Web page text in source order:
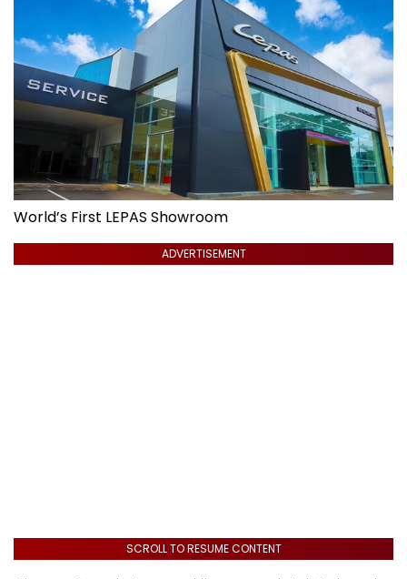
World’s First LEPAS Showroom
ADVERTISEMENT
SCROLL TO RESUME CONTENT